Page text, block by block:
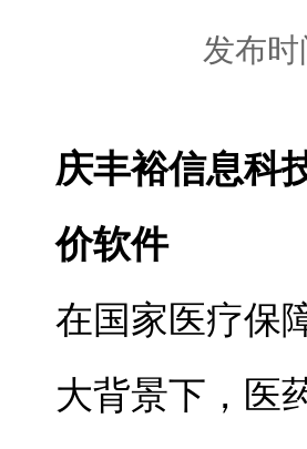
发布
庆丰裕信息科
价软件
在国家医疗保
大背景下，医